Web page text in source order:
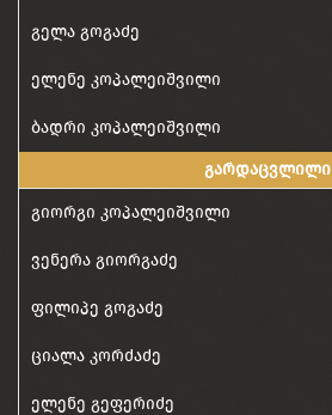
გელა გოგაძე
ელენე კოპალეიშვილი
ბადრი კოპალეიშვილი
გარდაცვლილი
გიორგი კოპალეიშვილი
ვენერა გიორგაძე
ფილიპე გოგაძე
ციალა კორძაძე
ელენე გეფერიძე